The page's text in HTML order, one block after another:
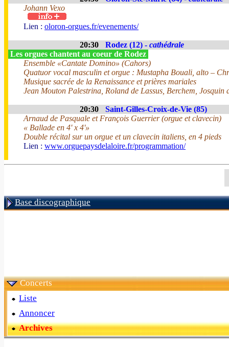
Johann Vexo
Lien : oloron-orgues.fr/evenements/
20:30 Rodez (12) - cathédrale
Les orgues chantent au coeur de Rodez
Ensemble «Cantate Domino» (Cahors)
Quatuor vocal masculin et orgue : Mustapha Bouali, alto –
Musique sacrée de la Renaissance et prières mariales
Jean Mouton Palestrina, Roland de Lassus, Berchem, Josquin
20:30
Saint-Gilles-Croix-de-Vie (85)
Arnaud de Pasquale et François Guerrier (orgue et clavecin)
« Ballade en 4' x 4'»
Double récital sur un orgue et un clavecin italiens, en 4 pieds
Lien : www.orguepaysdelaloire.fr/programmation/
Base discographique
Concerts
Liste
Annoncer
Archives